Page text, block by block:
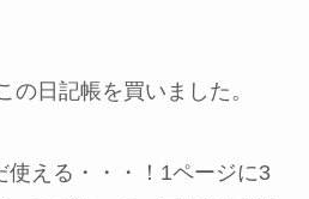
の日記帳を買いました。
使える・・・！1ページに3